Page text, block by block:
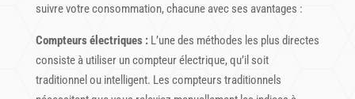
suivre votre consommation, chacune avec ses avantages :
Compteurs électriques : L’une des méthodes les plus directes
consiste à utiliser un compteur électrique, qu’il soit
traditionnel ou intelligent. Les compteurs traditionnels